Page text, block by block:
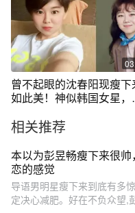
曾不起眼的沈春阳现瘦下
如此美！神似韩国女星，
相关推荐
本以为彭昱畅瘦下来很
恋的感觉
导语男明星瘦下来到底有多
定决心减肥。好在不负众望,